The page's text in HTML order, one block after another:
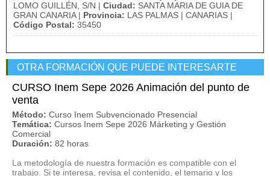
LOMO GUILLÉN, S/N | Ciudad: SANTA MARIA DE GUIA DE
GRAN CANARIA | Provincia: LAS PALMAS | CANARIAS |
Código Postal: 35450
OTRA FORMACIÓN QUE PUEDE INTERESARTE
CURSO Inem Sepe 2026 Animación del punto de
venta
Método: Curso Inem Subvencionado Presencial
Temática: Cursos Inem Sepe 2026 Márketing y Gestión
Comercial
Duración: 82 horas
La metodología de nuestra formación es compatible con el
trabajo. Si te interesa, revisa el contenido, el temario y los